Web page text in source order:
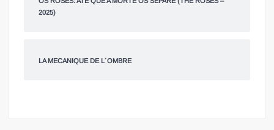
2025)
LA MECANIQUE DE L´OMBRE